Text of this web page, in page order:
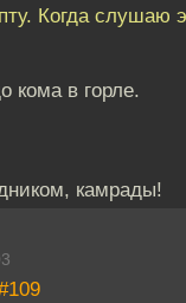
Когда слушаю
кома в горле.
камрады!